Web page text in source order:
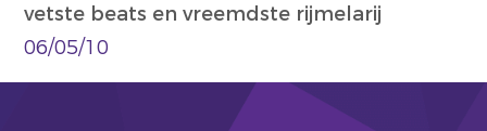
vetste beats en vreemdste rijmelarij
06/05/10